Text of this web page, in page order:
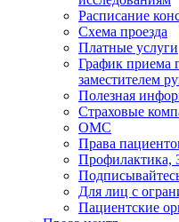
Расписание
Схема проезда
Платные услуги
График приема
заместителем
Полезная
Страховые
ОМС
Права
Для лиц с
Пациентские